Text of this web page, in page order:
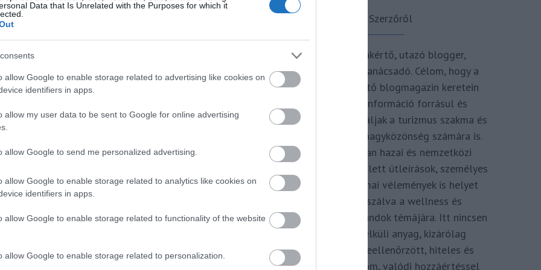
Data that Is Unrelated with the Purposes for which it
allow Google to enable storage related to advertising like cookies on
identifiers in apps.
allow my user data to be sent to Google for online advertising
allow Google to send me personalized advertising.
allow Google to enable storage related to analytics like cookies on
identifiers in apps.
allow Google to enable storage related to functionality of the website
allow Google to enable storage related to personalization.
turisztikai fejlesztés a településen, hiszen
borászati élmény-látogatóközpont létesült
szintén a TOP pályázatán elnyert csaknem
A Szerzőről
Turisztikai szakértő, utazó blogger,
vendégélmény tanácsadó. Célom, hogy a
kategória teremtő blogmagazin keretein
belül hiteles információ forrásul és
inspirációul szolgáljak a turizmus szakma és
az utazni vágyó nagyközönség számára is.
Repertoáromban hazai és nemzetközi
turizmus hírek mellett útleírások, személyes
ajánlók és szakmai vélemények is helyet
kapnak, fókuszálva a wellness és
termálfürdők, strandok témájára. Itt nincsen
hivatkozás nélküli anyag, kizárólag
többszörösen leellenőrzött, hiteles és
minőségi tartalom, valódi hozzáértéssel